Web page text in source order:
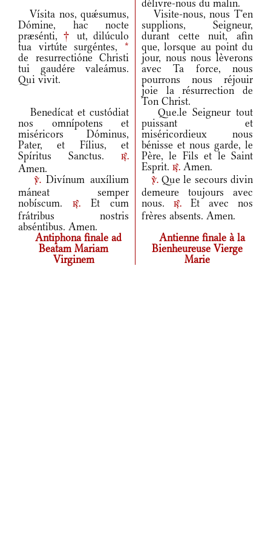
délivre-nous du malin.
Vísita nos, quǽsumus,
Dómine, hac nocte
præsénti, †
ut, dilúculo
tua virtúte surgéntes, *
de resurrectióne Christi
tui gaudére valeámus.
Qui vivit.
Visite-nous, nous T'en
supplions, Seigneur,
durant cette nuit, afin
que, lorsque au point du
jour, nous nous lèverons
avec Ta force, nous
pourrons nous réjouir
joie la résurrection de
Ton Christ.
Benedícat et custódiat
nos omnípotens et
miséricors Dóminus,
Pater, et Fílius, et
Spíritus Sanctus.
r.
Amen.
Que.le Seigneur tout
puissant et
miséricordieux nous
bénisse et nous garde, le
Père, le Fils et le Saint
Esprit. r. Amen.
v.Divínum auxílium
máneat semper
nobíscum.
r.
Et cum
frátribus nostris
abséntibus. Amen.
v.Que le secours divin
demeure toujours avec
nous.
r.
Et avec nos
frères absents. Amen.
Antiphona finale ad
Beatam Mariam
Virginem
Antienne finale à la
Bienheureuse Vierge
Marie